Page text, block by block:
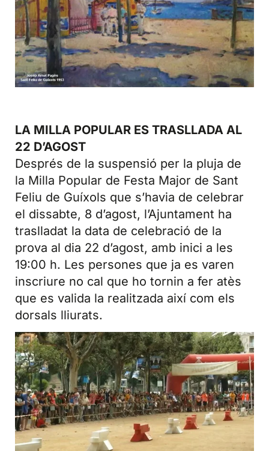
LA MILLA POPULAR ES TRASLLADA AL
22 D’AGOST
Després de la suspensió per la pluja de
la Milla Popular de Festa Major de Sant
Feliu de Guíxols que s’havia de celebrar
el dissabte, 8 d’agost, l’Ajuntament ha
traslladat la data de celebració de la
prova al dia 22 d’agost, amb inici a les
19:00 h. Les persones que ja es varen
inscriure no cal que ho tornin a fer atès
que es valida la realitzada així com els
dorsals lliurats.